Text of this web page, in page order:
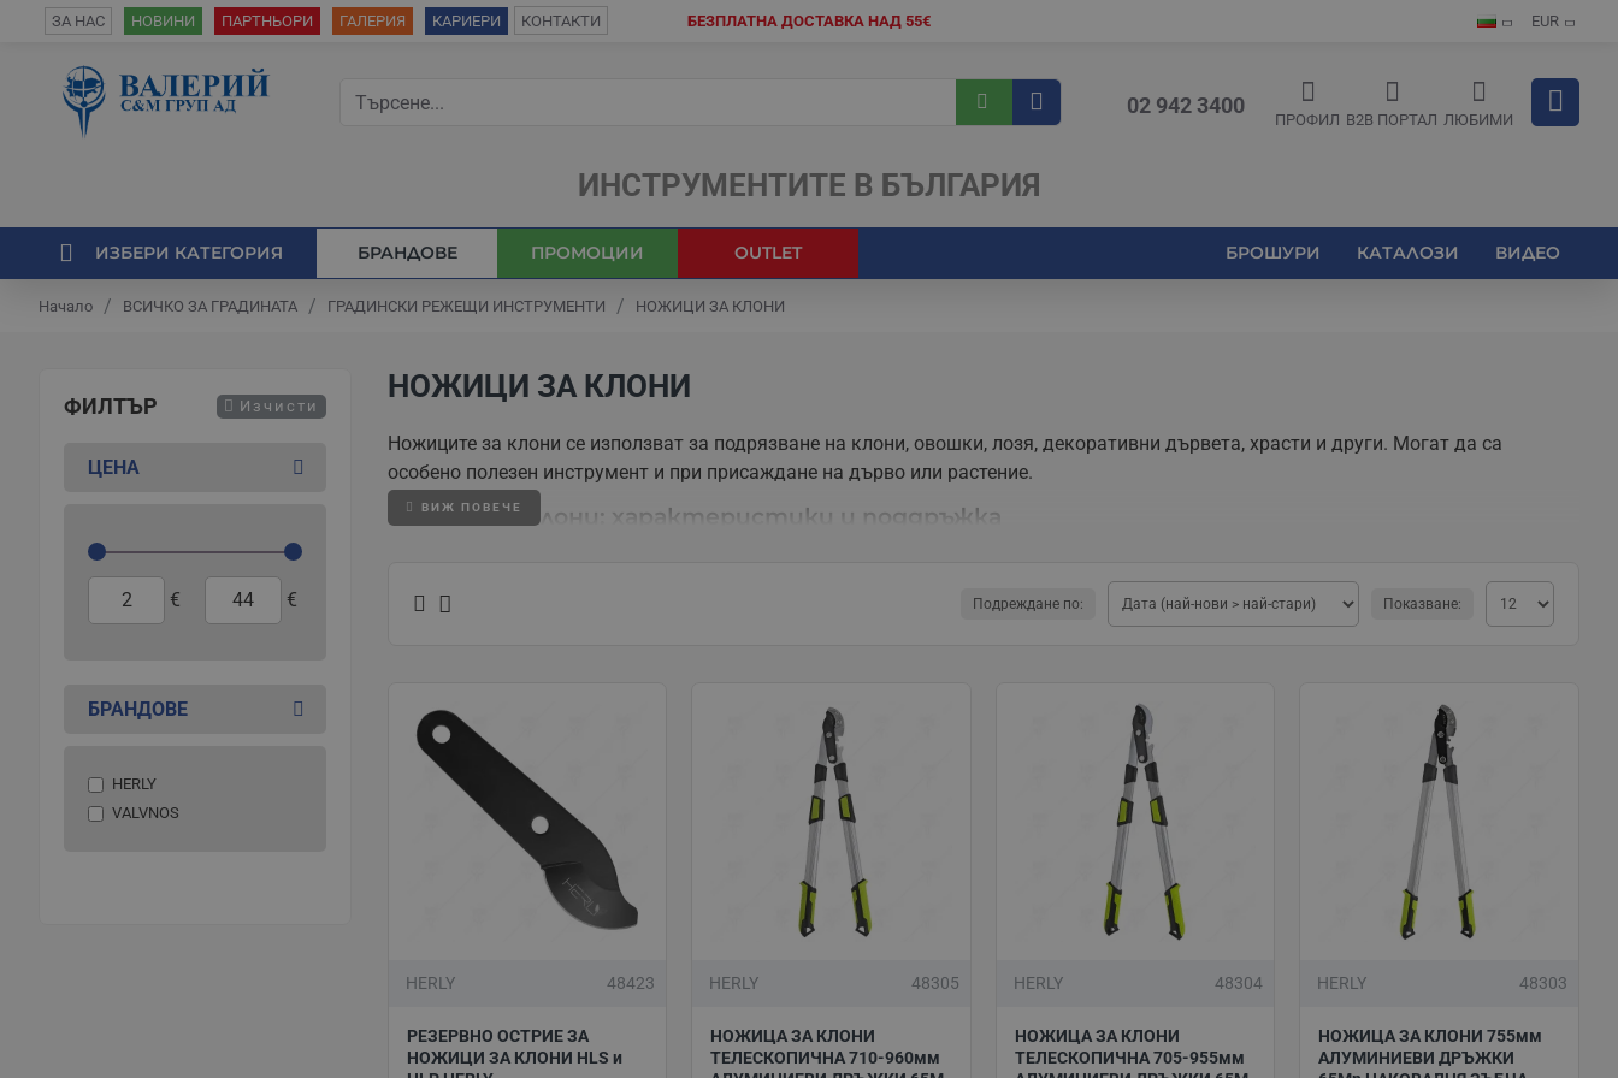
ЗА НАС НОВИНИ ПАРТНЬОРИ ГАЛЕРИЯ КАРИЕРИ КОНТАКТИ БЕЗПЛАТНА ДОСТАВКА НАД 55€ EUR
02 942 3400
ПРОФИЛ B2B ПОРТАЛ ЛЮБИМИ
ИНСТРУМЕНТИТЕ В БЪЛГАРИЯ
ИЗБЕРИ КАТЕГОРИЯ БРАНДОВЕ ПРОМОЦИИ OUTLET БРОШУРИ КАТАЛОЗИ ВИДЕО
Начало ВСИЧКО ЗА ГРАДИНАТА ГРАДИНСКИ РЕЖЕЩИ ИНСТРУМЕНТИ НОЖИЦИ ЗА КЛОНИ
ФИЛТЪР Изчисти
ЦЕНА
€ €
БРАНДОВЕ
HERLY
VALVNOS
НОЖИЦИ ЗА КЛОНИ
Ножиците за клони се използват за подрязване на клони, овошки, лозя, декоративни дървета, храсти и други. Могат да са
особено полезен инструмент и при присаждане на дърво или растение.
Ножици за клони: характеристики и поддръжка
острието, дръжките, механизмът на рязане и материалът, от който са изработени. Според модела могат да имат допълнителни
приставки и
растенията да се разболеят от някаква инфекция се повишава.
За да избегнете това, трябва редовно да почиствате ножиците с кърпа или с памук, навлажнени с аптечен алкохол, преди и след
употребата им. Друг важен фактор за поддържане на доброто им състояние за по-дълъг период от време е правилното им
съхраняване. След използването им ги прибирайте на място, където няма пряка слънчева светлина.
Ножици за рязане на клони от онлайн магазин “ВАЛЕРИЙ”
За да извършите най-качествено, бързо и удобно работния процес, е най-добре да се спрете на професионални ръчни ножици за
Налични са моделите телескопични ножици за рязане на високи клониHerly
с трион на марката Herly, ако искате
При нас ще откриете не само подходяща ножица за клони, но и разнообразие от режещи градински инструменти като брадви,
Подреждане по: Показване:
HERLY 48423
РЕЗЕРВНО ОСТРИЕ ЗА
НОЖИЦИ ЗА КЛОНИ HLS и
HERLY 48305
НОЖИЦА ЗА КЛОНИ
ТЕЛЕСКОПИЧНА 710-960мм
HERLY 48304
НОЖИЦА ЗА КЛОНИ
ТЕЛЕСКОПИЧНА 705-955мм
HERLY 48303
НОЖИЦА ЗА КЛОНИ 755мм
АЛУМИНИЕВИ ДРЪЖКИ